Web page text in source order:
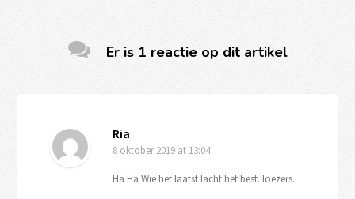
Er is 1 reactie op dit artikel
Ria
8 oktober 2019 at 13:04
Ha Ha Wie het laatst lacht het best. loezers.